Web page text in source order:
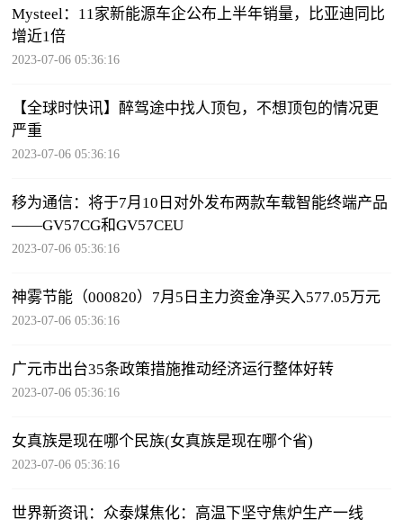
Mysteel：11家新能源车企公布上半年销量，比亚迪同比
增近1倍
2023-07-06 05:36:16
【全球时快讯】醉驾途中找人顶包，不想顶包的情况更
严重
2023-07-06 05:36:16
移为通信：将于7月10日对外发布两款车载智能终端产品
——GV57CG和GV57CEU
2023-07-06 05:36:16
神雾节能（000820）7月5日主力资金净买入577.05万元
2023-07-06 05:36:16
广元市出台35条政策措施推动经济运行整体好转
2023-07-06 05:36:16
女真族是现在哪个民族(女真族是现在哪个省)
2023-07-06 05:36:16
世界新资讯：众泰煤焦化：高温下坚守焦炉生产一线